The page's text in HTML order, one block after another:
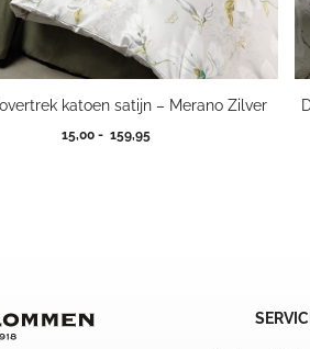
katoen satijn – Merano Zilver
15,00 - 159,95Prijsklasse: